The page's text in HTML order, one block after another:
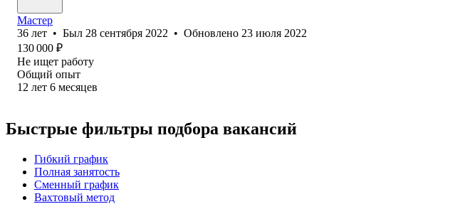
Мастер
36 лет • Был 28 сентября 2022 • Обновлено 23 июля 2022
130 000 ₽
Не ищет работу
Общий опыт
12 лет 6 месяцев
Быстрые фильтры подбора вакансий
Гибкий график
Полная занятость
Сменный график
Вахтовый метод